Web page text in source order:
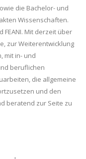
die Bachelor- und
Wissenschaften.
FEANI. Mit derzeit über
zur Weiterentwicklung
mit in- und
beruflichen
die allgemeine
und den
beratend zur Seite zu